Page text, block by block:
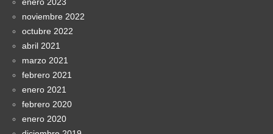
noviembre 2022
octubre 2022
abril 2021
marzo 2021
febrero 2021
enero 2021
febrero 2020
enero 2020